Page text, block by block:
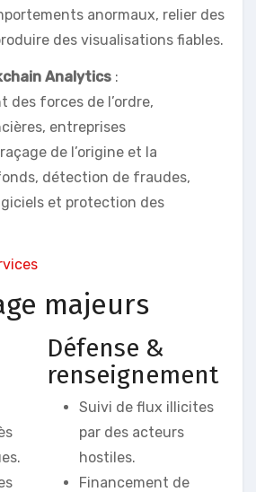
anormaux, relier des
des visualisations fiables.
Analytics :
des forces de l’ordre,
entreprises
de l’origine et la
détection de fraudes,
et protection des
majeurs
Défense &
renseignement
Suivi de flux illicites
par des acteurs
hostiles.
Financement de